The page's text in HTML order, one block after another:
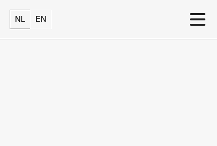
NL EN
NL EN